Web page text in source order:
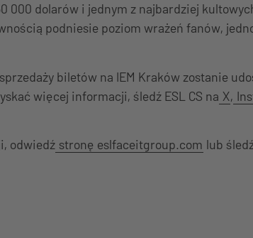
000 dolarów i jednym z najbardziej
podniesie poziom wrażeń fanów,
biletów na IEM Kraków zostanie
więcej informacji, śledź ESL CS na X,
odwiedź stronę eslfaceitgroup.com lub